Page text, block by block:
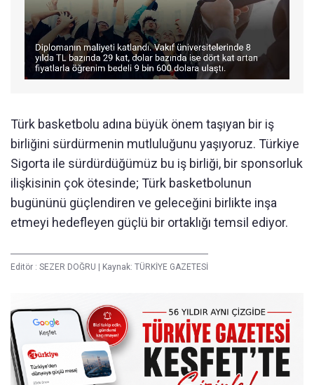
Türk basketbolu adına büyük önem taşıyan bir iş
birliğini sürdürmenin mutluluğunu yaşıyoruz. Türkiye
Sigorta ile sürdürdüğümüz bu iş birliği, bir sponsorluk
ilişkisinin çok ötesinde; Türk basketbolunun
bugününü güçlendiren ve geleceğini birlikte inşa
etmeyi hedefleyen güçlü bir ortaklığı temsil ediyor.
Editör : SEZER DOĞRU | Kaynak: TÜRKİYE GAZETESİ